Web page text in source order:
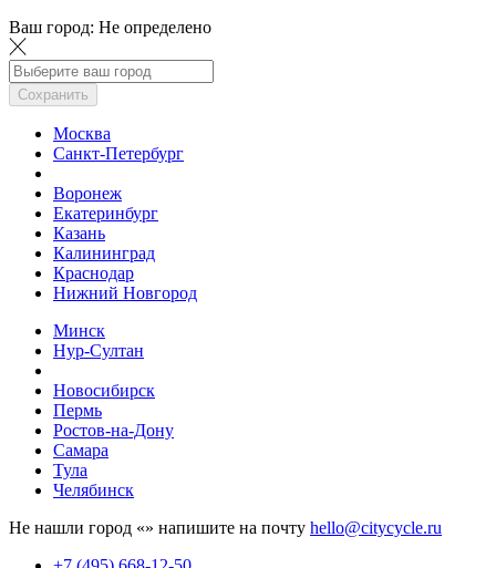
Ваш город: Не определено
Сохранить
Москва
Санкт-Петербург
Воронеж
Екатеринбург
Казань
Калининград
Краснодар
Нижний Новгород
Минск
Нур-Султан
Новосибирск
Пермь
Ростов-на-Дону
Самара
Тула
Челябинск
Не нашли город «» напишите на почту hello@citycycle.ru